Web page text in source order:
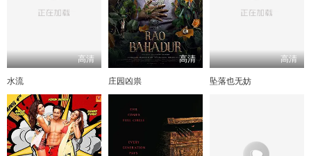
高清
水流
高清
庄园凶祟
高清
坠落也无妨